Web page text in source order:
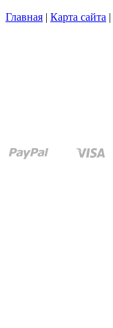
Главная | Карта сайта |